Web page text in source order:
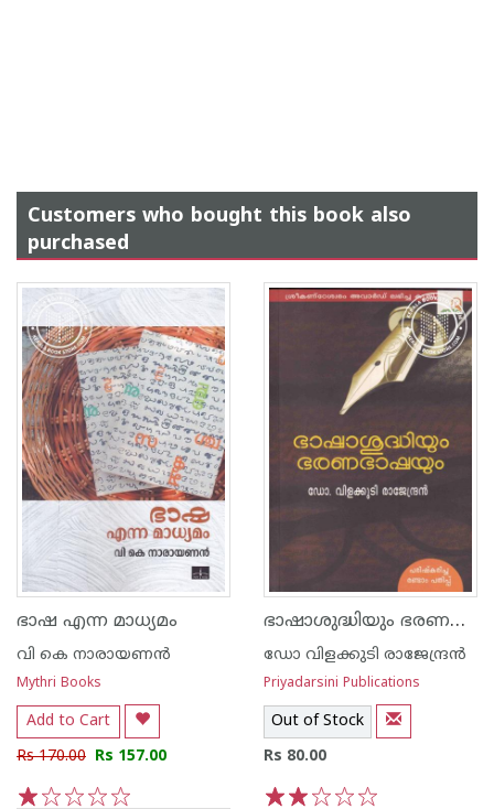
Customers who bought this book also
purchased
ഭാഷ എന്ന മാധ്യമം
വി കെ നാരായണന്‍
Mythri Books
Add to Cart
Rs 170.00 Rs 157.00
ഭാഷാശുദ്ധിയും ഭരണഭാഷയും
ഡോ വിളക്കുടി രാജേന്ദ്രന്‍
Priyadarsini Publications
Out of Stock
Rs 80.00